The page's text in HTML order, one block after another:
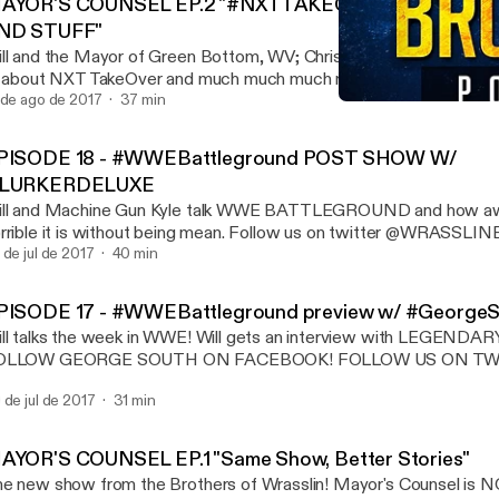
STUFF"
and the Mayor of Green Bottom, WV; Chris are back! This
NXT TakeOver and much much much more!!! FOLLOW US ON TWITTER
CHRIS IS @WRASSLINMAYOR WILL IS
ago de 2017 37 min
18 - #WWEBattleground POST SHOW W/
and Machine Gun Kyle talk WWE BATTLEGROUND and how
it is without being mean. Follow us on twitter @WRASSLINBROTHER
Kyle @LURKERDELUXE
de jul de 2017 40 min
17 - #WWEBattleground preview w/
the week in WWE! Will gets an interview with LEGENDARY George South!
GEORGE SOUTH ON FACEBOOK! FOLLOW US ON
de jul de 2017 31 min
COUNSEL EP.1 "Same Show, Better Stories"
new show from the Brothers of Wrasslin! Mayor's Counsel is